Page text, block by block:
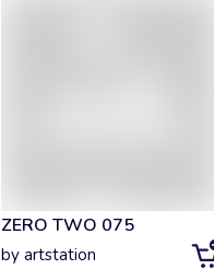
ZERO TWO 075
by artstation